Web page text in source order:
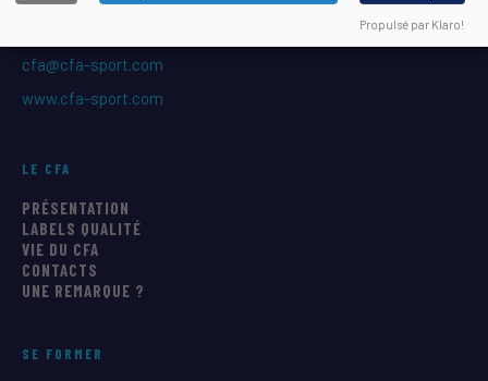
cfa@cfa-sport.com
www.cfa-sport.com
LE CFA
PRÉSENTATION
LABELS QUALITÉ
VIE DU CFA
CONTACTS
UNE REMARQUE ?
SE FORMER
Propulsé par Klaro!